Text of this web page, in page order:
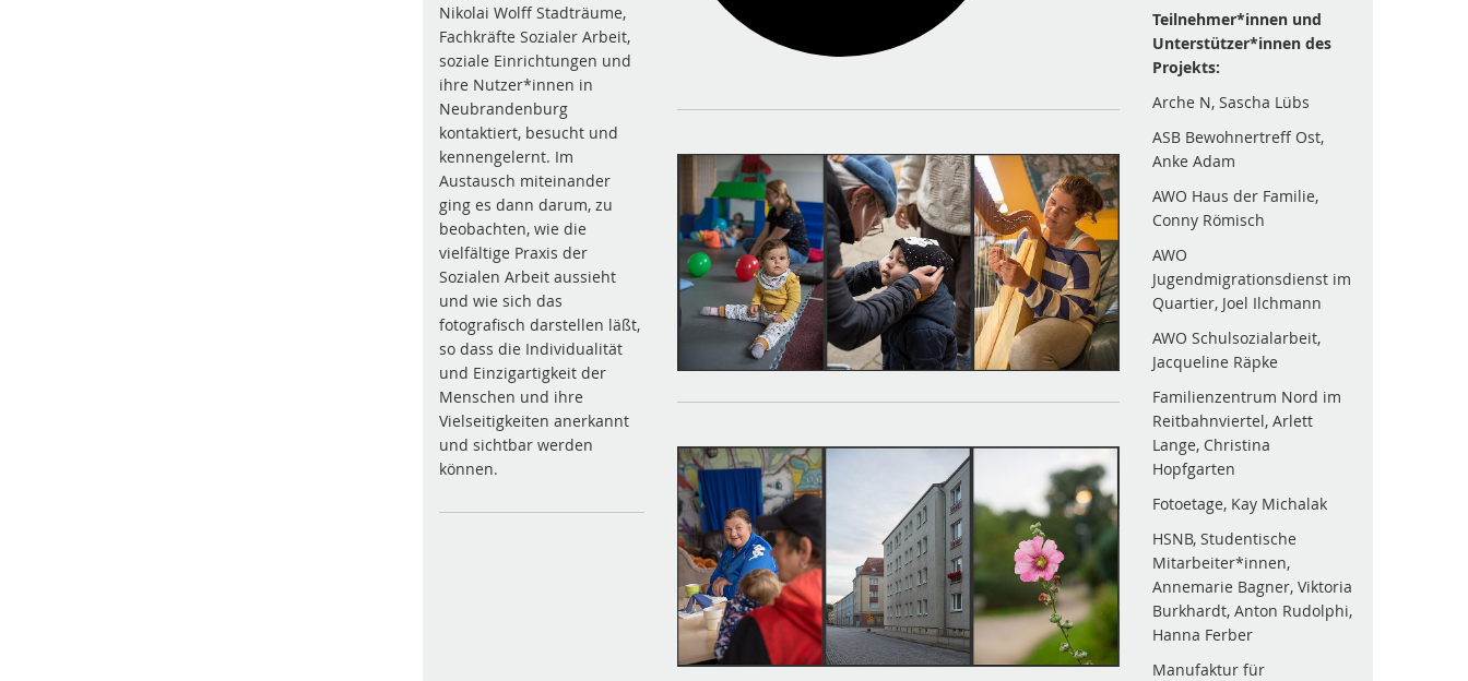
Nikolai Wolff Stadträume,
Fachkräfte Sozialer Arbeit,
soziale Einrichtungen und
ihre Nutzer*innen in
Neubrandenburg
kontaktiert, besucht und
kennengelernt. Im
Austausch miteinander
ging es dann darum, zu
beobachten, wie die
vielfältige Praxis der
Sozialen Arbeit aussieht
und wie sich das
fotografisch darstellen läßt,
so dass die Individualität
und Einzigartigkeit der
Menschen und ihre
Vielseitigkeiten anerkannt
und sichtbar werden
können.
Teilnehmer*innen und
Unterstützer*innen des
Projekts:
Arche N, Sascha Lübs
ASB Bewohnertreff Ost,
Anke Adam
AWO Haus der Familie,
Conny Römisch
AWO
Jugendmigrationsdienst im
Quartier, Joel Ilchmann
AWO Schulsozialarbeit,
Jacqueline Räpke
Familienzentrum Nord im
Reitbahnviertel, Arlett
Lange, Christina
Hopfgarten
Fotoetage, Kay Michalak
HSNB, Studentische
Mitarbeiter*innen,
Annemarie Bagner, Viktoria
Burkhardt, Anton Rudolphi,
Hanna Ferber
Manufaktur für